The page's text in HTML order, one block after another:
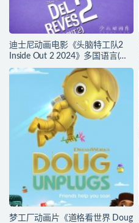
迪士尼动画电影《头脑特工队2
Inside Out 2 2024》多国语言(含
国语)+多国字幕(含中文) 官方纯净
收藏版 720P/MKV/4.75G 动画片
头脑特工队下载
梦工厂动画片《道格看世界 Doug